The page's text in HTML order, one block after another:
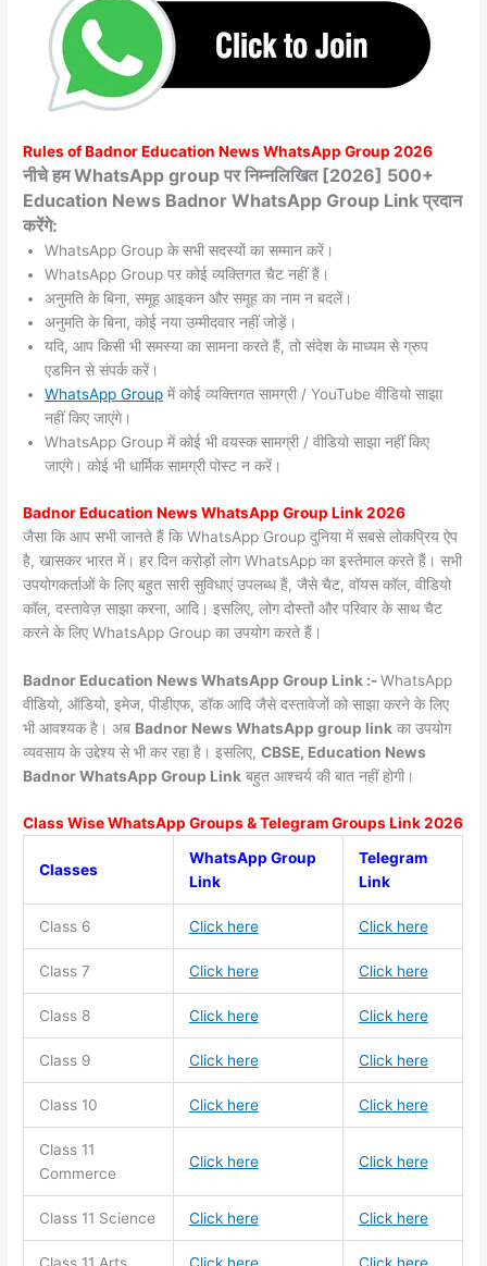
Rules ofBadnorEducation News WhatsApp Group 2026
नीचे हम WhatsApp group पर निम्नलिखित [2026] 500+
Education News Badnor WhatsApp Group Link प्रदान
करेंगे:
WhatsApp Group के सभी सदस्यों का सम्मान करें।
WhatsApp Group पर कोई व्यक्तिगत चैट नहीं हैं।
अनुमति के बिना, समूह आइकन और समूह का नाम न बदलें।
अनुमति के बिना, कोई नया उम्मीदवार नहीं जोड़ें।
यदि, आप किसी भी समस्या का सामना करते हैं, तो संदेश के माध्यम से ग्रुप
एडमिन से संपर्क करें।
WhatsApp Group में कोई व्यक्तिगत सामग्री / YouTube वीडियो साझा
नहीं किए जाएंगे।
WhatsApp Group में कोई भी वयस्क सामग्री / वीडियो साझा नहीं किए
जाएंगे। कोई भी धार्मिक सामग्री पोस्ट न करें।
BadnorEducation News WhatsApp Group Link 2026
जैसा कि आप सभी जानते हैं कि WhatsApp Group दुनिया में सबसे लोकप्रिय ऐप
है, खासकर भारत में। हर दिन करोड़ों लोग WhatsApp का इस्तेमाल करते हैं। सभी
उपयोगकर्ताओं के लिए बहुत सारी सुविधाएं उपलब्ध हैं, जैसे चैट, वॉयस कॉल, वीडियो
कॉल, दस्तावेज़ साझा करना, आदि। इसलिए, लोग दोस्तों और परिवार के साथ चैट
करने के लिए WhatsApp Group का उपयोग करते हैं।
Badnor Education News WhatsApp Group Link :-WhatsApp
वीडियो, ऑडियो, इमेज, पीडीएफ, डॉक आदि जैसे दस्तावेजों को साझा करने के लिए
भी आवश्यक है। अब Badnor NewsWhatsApp group link का उपयोग
व्यवसाय के उद्देश्य से भी कर रहा है। इसलिए,CBSE, Education News
Badnor WhatsApp Group Link बहुत आश्चर्य की बात नहीं होगी।
Class Wise WhatsApp Groups & Telegram Groups Link 2026
Classes
WhatsApp Group
Link
Telegram
Link
Class 6 Click here Click here
Class 7 Click here Click here
Class 8 Click here Click here
Class 9 Click here Click here
Class 10 Click here Click here
Class 11
Commerce
Click here Click here
Class 11 Science Click here Click here